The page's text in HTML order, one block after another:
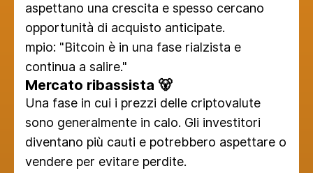
aspettano una crescita e spesso cercano
opportunità di acquisto anticipate.
mpio: "Bitcoin è in una fase rialzista e
continua a salire."
Mercato ribassista 🐻
Una fase in cui i prezzi delle criptovalute
sono generalmente in calo. Gli investitori
diventano più cauti e potrebbero aspettare o
vendere per evitare perdite.